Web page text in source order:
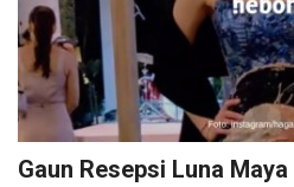
Gaun Resepsi Luna